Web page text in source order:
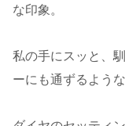
な印象。
私の手にスッと、
ーにも通ずるような